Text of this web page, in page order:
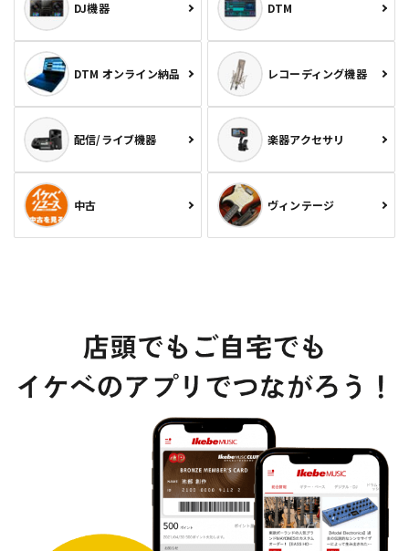
DJ機器 DTM
DTM オンライン納品 レコーディング機器
配信/ライブ機器 楽器アクセサリ
中古 ヴィンテージ